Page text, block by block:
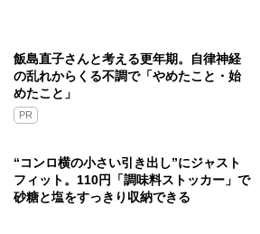
飯島直子さんと考える更年期。自律神経
の乱れからくる不調で「やめたこと・始
めたこと」
PR
“コンロ横の小さい引き出し”にジャスト
フィット。110円「調味料ストッカー」で
砂糖と塩をすっきり収納できる